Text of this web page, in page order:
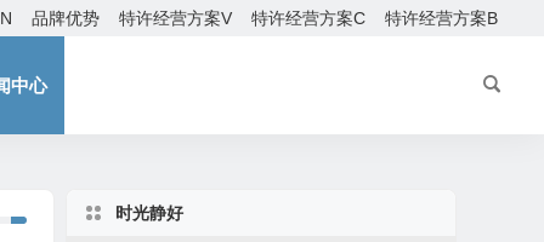
品牌优势 特许经营方案V 特许经营方案C 特许经营方案B
中心
时光静好